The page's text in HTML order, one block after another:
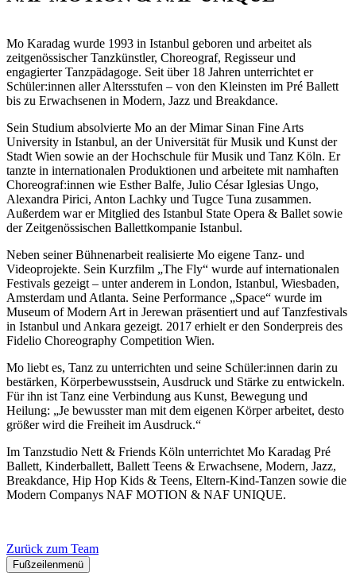
Mo Karadag wurde 1993 in Istanbul geboren und arbeitet als
zeitgenössischer Tanzkünstler, Choreograf, Regisseur und
engagierter Tanzpädagoge. Seit über 18 Jahren unterrichtet er
Schüler:innen aller Altersstufen – von den Kleinsten im Pré Ballett
bis zu Erwachsenen in Modern, Jazz und Breakdance.
Sein Studium absolvierte Mo an der Mimar Sinan Fine Arts
University in Istanbul, an der Universität für Musik und Kunst der
Stadt Wien sowie an der Hochschule für Musik und Tanz Köln. Er
tanzte in internationalen Produktionen und arbeitete mit namhaften
Choreograf:innen wie Esther Balfe, Julio César Iglesias Ungo,
Alexandra Pirici, Anton Lachky und Tugce Tuna zusammen.
Außerdem war er Mitglied des Istanbul State Opera & Ballet sowie
der Zeitgenössischen Ballettkompanie Istanbul.
Neben seiner Bühnenarbeit realisierte Mo eigene Tanz- und
Videoprojekte. Sein Kurzfilm „The Fly“ wurde auf internationalen
Festivals gezeigt – unter anderem in London, Istanbul, Wiesbaden,
Amsterdam und Atlanta. Seine Performance „Space“ wurde im
Museum of Modern Art in Jerewan präsentiert und auf Tanzfestivals
in Istanbul und Ankara gezeigt. 2017 erhielt er den Sonderpreis des
Fidelio Choreography Competition Wien.
Mo liebt es, Tanz zu unterrichten und seine Schüler:innen darin zu
bestärken, Körperbewusstsein, Ausdruck und Stärke zu entwickeln.
Für ihn ist Tanz eine Verbindung aus Kunst, Bewegung und
Heilung: „Je bewusster man mit dem eigenen Körper arbeitet, desto
größer wird die Freiheit im Ausdruck.“
Im Tanzstudio Nett & Friends Köln unterrichtet Mo Karadag Pré
Ballett, Kinderballett, Ballett Teens & Erwachsene, Modern, Jazz,
Breakdance, Hip Hop Kids & Teens, Eltern-Kind-Tanzen sowie die
Modern Companys NAF MOTION & NAF UNIQUE.
Zurück zum Team
Fußzeilenmenü